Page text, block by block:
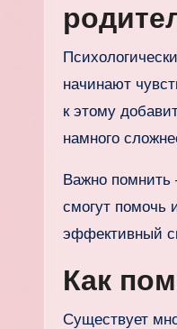
начинают
к этому
намного
Важно помнить
смогут помочь
эффективный
Как
Существует